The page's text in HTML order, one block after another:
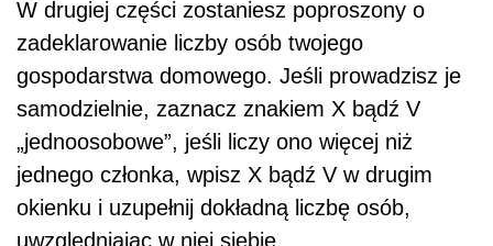
W drugiej części zostaniesz poproszony o
zadeklarowanie liczby osób twojego
gospodarstwa domowego. Jeśli prowadzisz je
samodzielnie, zaznacz znakiem X bądź V
„jednoosobowe”, jeśli liczy ono więcej niż
jednego członka, wpisz X bądź V w drugim
okienku i uzupełnij dokładną liczbę osób,
uwzględniając w niej siebie.